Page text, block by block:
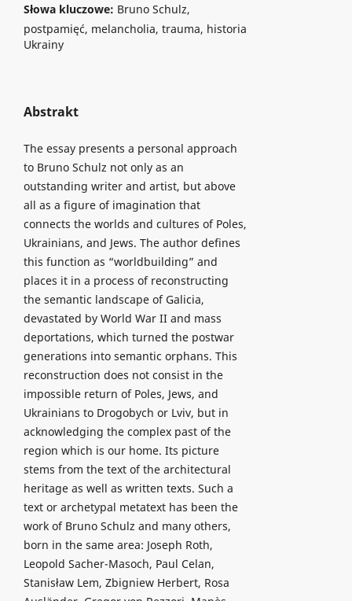
Słowa kluczowe: Bruno Schulz,
postpamięć, melancholia, trauma, historia
Ukrainy
Abstrakt
The essay presents a personal approach
to Bruno Schulz not only as an
outstanding writer and artist, but above
all as a figure of imagination that
connects the worlds and cultures of Poles,
Ukrainians, and Jews. The author defines
this function as “worldbuilding” and
places it in a process of reconstructing
the semantic landscape of Galicia,
devastated by World War II and mass
deportations, which turned the postwar
generations into semantic orphans. This
reconstruction does not consist in the
impossible return of Poles, Jews, and
Ukrainians to Drogobych or Lviv, but in
acknowledging the complex past of the
region which is our home. Its picture
stems from the text of the architectural
heritage as well as written texts. Such a
text or archetypal metatext has been the
work of Bruno Schulz and many others,
born in the same area: Joseph Roth,
Leopold Sacher-Masoch, Paul Celan,
Stanisław Lem, Zbigniew Herbert, Rosa